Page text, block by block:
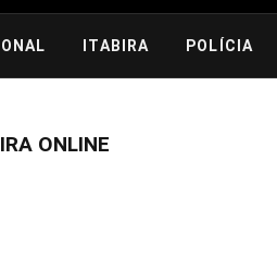
ITABIRA POLÍCIA
ONLINE